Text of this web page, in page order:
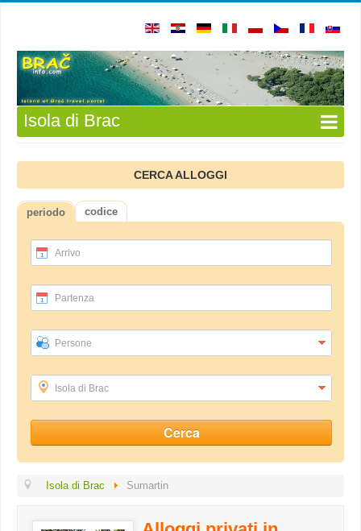
Isola di Brac
CERCA ALLOGGI
periodo codice
Arrivo
Partenza
Persone
Isola di Brac
Isola di Brac Sumartin